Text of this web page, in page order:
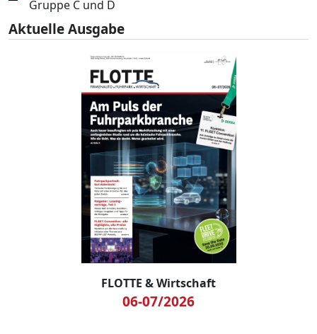
Gruppe C und D
Aktuelle Ausgabe
FLOTTE & Wirtschaft
06-07/2026